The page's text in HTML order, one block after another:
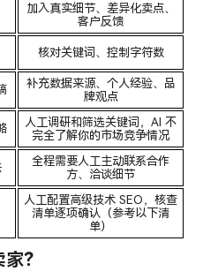
加入真实细节、差异化卖点、
客户反馈
核对关键词、控制字符数
补充数据来源、个人经验、品
牌观点
人工调研和筛选关键词，AI 不
完全了解你的市场竞争情况
全程需要人工主动联系合作
方、洽谈细节
人工配置高级技术 SEO，核查
清单逐项确认（参考以下清
单）
？